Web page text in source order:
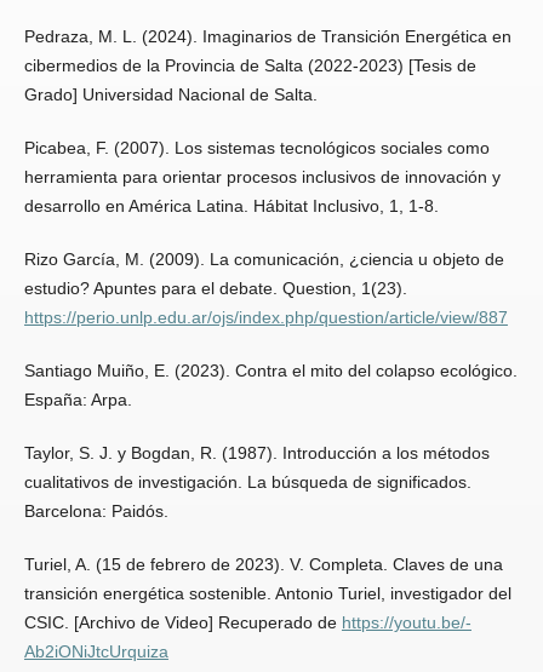
Pedraza, M. L. (2024). Imaginarios de Transición Energética en
cibermedios de la Provincia de Salta (2022-2023) [Tesis de
Grado] Universidad Nacional de Salta.
Picabea, F. (2007). Los sistemas tecnológicos sociales como
herramienta para orientar procesos inclusivos de innovación y
desarrollo en América Latina. Hábitat Inclusivo, 1, 1-8.
Rizo García, M. (2009). La comunicación, ¿ciencia u objeto de
estudio? Apuntes para el debate. Question, 1(23).
https://perio.unlp.edu.ar/ojs/index.php/question/article/view/887
Santiago Muiño, E. (2023). Contra el mito del colapso ecológico.
España: Arpa.
Taylor, S. J. y Bogdan, R. (1987). Introducción a los métodos
cualitativos de investigación. La búsqueda de significados.
Barcelona: Paidós.
Turiel, A. (15 de febrero de 2023). V. Completa. Claves de una
transición energética sostenible. Antonio Turiel, investigador del
CSIC. [Archivo de Video] Recuperado de https://youtu.be/-
Ab2iONiJtcUrquiza